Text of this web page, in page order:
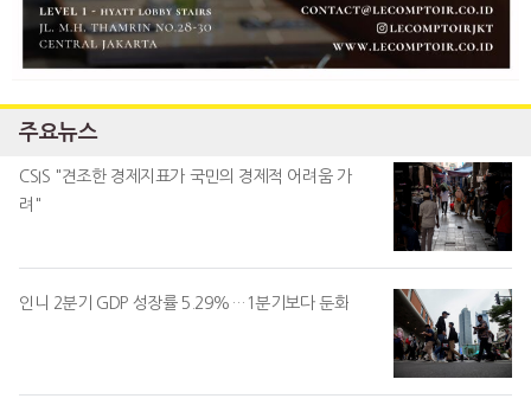
주요뉴스
CSIS "견조한 경제지표가 국민의 경제적 어려움 가
려"
인니 2분기 GDP 성장률 5.29%…1분기보다 둔화